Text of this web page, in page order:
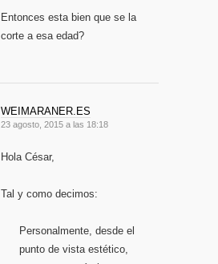
Entonces esta bien que se la
corte a esa edad?
WEIMARANER.ES
23 agosto, 2015 a las 18:18
Hola César,
Tal y como decimos:
Personalmente, desde el
punto de vista estético,